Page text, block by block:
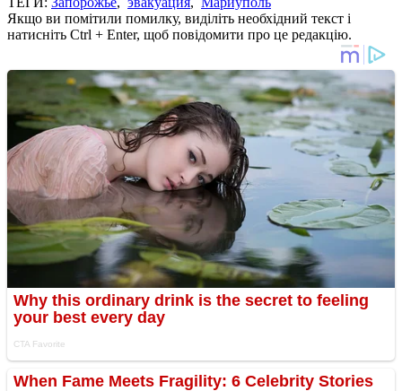
Якщо ви помітили помилку, виділіть необхідний текст і
натисніть Ctrl + Enter, щоб повідомити про це редакцію.